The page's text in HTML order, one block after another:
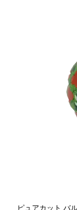
ピュアカット バ